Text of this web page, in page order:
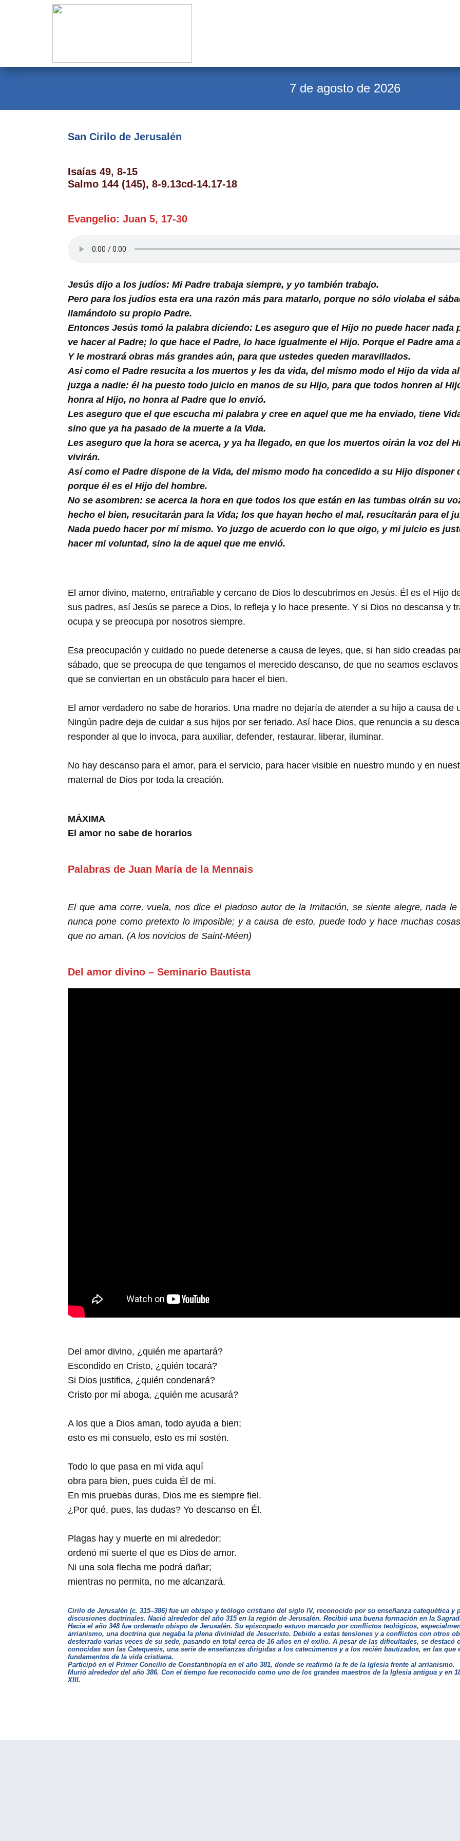
Calendario
Pastoral Vocacional
7 de agosto de 2026
San Cirilo de Jerusalén
Isaías 49, 8-15
Salmo 144 (145), 8-9.13cd-14.17-18
Evangelio: Juan 5, 17-30
Jesús dijo a los judíos: Mi Padre trabaja siempre, y yo también trabajo.
Pero para los judíos esta era una razón más para matarlo, porque no sólo violaba el
llamándolo su propio Padre.
Entonces Jesús tomó la palabra diciendo: Les aseguro que el Hijo no puede hacer
ve hacer al Padre; lo que hace el Padre, lo hace igualmente el Hijo. Porque el Padre
Y le mostrará obras más grandes aún, para que ustedes queden maravillados.
Así como el Padre resucita a los muertos y les da vida, del mismo modo el Hijo da vida
juzga a nadie: él ha puesto todo juicio en manos de su Hijo, para que todos honren al
honra al Hijo, no honra al Padre que lo envió.
Les aseguro que el que escucha mi palabra y cree en aquel que me ha enviado, tiene
sino que ya ha pasado de la muerte a la Vida.
Les aseguro que la hora se acerca, y ya ha llegado, en que los muertos oirán la voz del
vivirán.
Así como el Padre dispone de la Vida, del mismo modo ha concedido a su Hijo disponer
porque él es el Hijo del hombre.
No se asombren: se acerca la hora en que todos los que están en las tumbas oirán su
hecho el bien, resucitarán para la Vida; los que hayan hecho el mal, resucitarán para el
Nada puedo hacer por mí mismo. Yo juzgo de acuerdo con lo que oigo, y mi juicio es
hacer mi voluntad, sino la de aquel que me envió.
El amor divino, materno, entrañable y cercano de Dios lo descubrimos en Jesús. Él es el Hijo
sus padres, así Jesús se parece a Dios, lo refleja y lo hace presente. Y si Dios no descansa y
ocupa y se preocupa por nosotros siempre.
Esa preocupación y cuidado no puede detenerse a causa de leyes, que, si han sido creadas
sábado, que se preocupa de que tengamos el merecido descanso, de que no seamos
que se conviertan en un obstáculo para hacer el bien.
El amor verdadero no sabe de horarios. Una madre no dejaría de atender a su hijo a causa de
Ningún padre deja de cuidar a sus hijos por ser feriado. Así hace Dios, que renuncia a su
responder al que lo invoca, para auxiliar, defender, restaurar, liberar, iluminar.
No hay descanso para el amor, para el servicio, para hacer visible en nuestro mundo y en
maternal de Dios por toda la creación.
MÁXIMA
El amor no sabe de horarios
Palabras de Juan María de la Mennais
El que ama corre, vuela, nos dice el piadoso autor de la Imitación, se siente alegre, nada
nunca pone como pretexto lo imposible; y a causa de esto, puede todo y hace muchas
que no aman. (A los novicios de Saint-Méen)
Del amor divino – Seminario Bautista
Del amor divino, ¿quién me apartará?
Escondido en Cristo, ¿quién tocará?
Si Dios justifica, ¿quién condenará?
Cristo por mí aboga, ¿quién me acusará?
A los que a Dios aman, todo ayuda a bien;
esto es mi consuelo, esto es mi sostén.
Todo lo que pasa en mi vida aquí
obra para bien, pues cuida Él de mí.
En mis pruebas duras, Dios me es siempre fiel.
¿Por qué, pues, las dudas? Yo descanso en Él.
Plagas hay y muerte en mi alrededor;
ordenó mi suerte el que es Dios de amor.
Ni una sola flecha me podrá dañar;
mientras no permita, no me alcanzará.
Cirilo de Jerusalén (c. 315–386) fue un obispo y teólogo cristiano del siglo IV, reconocido por su enseñanza catequética y
discusiones doctrinales. Nació alrededor del año 315 en la región de Jerusalén. Recibió una buena formación en la
Hacia el año 348 fue ordenado obispo de Jerusalén. Su episcopado estuvo marcado por conflictos teológicos,
arrianismo, una doctrina que negaba la plena divinidad de Jesucristo. Debido a estas tensiones y a conflictos con otros
desterrado varias veces de su sede, pasando en total cerca de 16 años en el exilio. A pesar de las dificultades, se
conocidas son las Catequesis, una serie de enseñanzas dirigidas a los catecúmenos y a los recién bautizados, en las
fundamentos de la vida cristiana.
Participó en el Primer Concilio de Constantinopla en el año 381, donde se reafirmó la fe de la Iglesia frente al arrianismo.
Murió alrededor del año 386. Con el tiempo fue reconocido como uno de los grandes maestros de la Iglesia antigua y en
XIII.